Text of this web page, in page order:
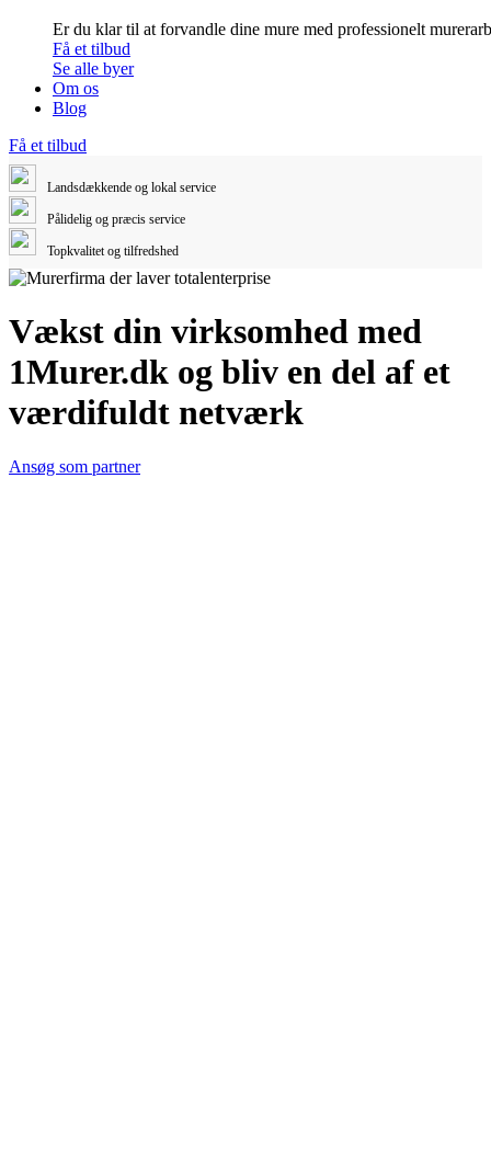
Er du klar til at forvandle dine mure med professionelt
Få et tilbud
Se alle byer
Om os
Blog
Få et tilbud
Landsdækkende og lokal service
Pålidelig og præcis service
Topkvalitet og tilfredshed
Vækst din virksomhed med
1Murer.dk og bliv en del af et
værdifuldt netværk
Ansøg som partner